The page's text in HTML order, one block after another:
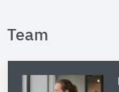
Team